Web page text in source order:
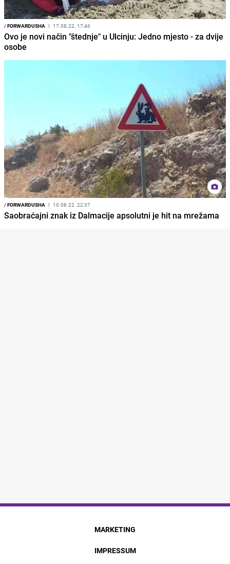
/FORWARDUSHA I 17.08.22. 17:46
Ovo je novi način "štednje" u Ulcinju: Jedno mjesto - za dvije
osobe
/FORWARDUSHA I 10.08.22. 22:37
Saobraćajni znak iz Dalmacije apsolutni je hit na mrežama
MARKETING
IMPRESSUM